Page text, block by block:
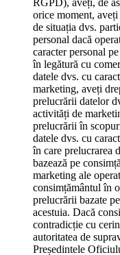
RGPD), aveți, de
orice moment,
de situația dvs.
personal dacă
caracter personal
în legătură cu
datele dvs. cu
marketing, aveți
prelucrării datelor
activități de
prelucrării în
datele dvs. cu
în care prelucrarea
bazează pe
marketing ale
consimțământul în
prelucrării bazate
acestuia. Dacă
contradicție cu
autoritatea de
Președintele